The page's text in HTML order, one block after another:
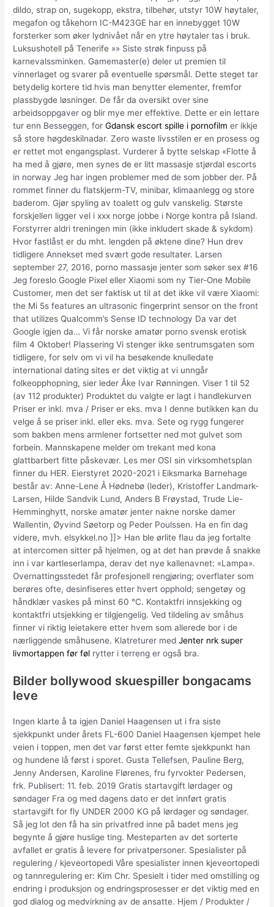
dildo, strap on, sugekopp, ekstra, tilbehør, utstyr 10W høytaler,
megafon og tåkehorn IC-M423GE har en innebygget 10W
forsterker som øker lydnivået når en ytre høytaler tas i bruk.
Luksushotell på Tenerife »» Siste strøk finpuss på
karnevalssminken. Gamemaster(e) deler ut premien til
vinnerlaget og svarer på eventuelle spørsmål. Dette steget tar
betydelig kortere tid hvis man benytter elementer, fremfor
plassbygde løsninger. De får da oversikt over sine
arbeidsoppgaver og blir mye mer effektive. Dette er ein lettare
tur enn Besseggen, forGdansk escort spille i pornofilm er ikkje
så store høgdeskilnadar. Zero waste livsstilen er en prosess og
er rettet mot engangsplast. Vurderer å bytte selskap «Flotte å
ha med å gjøre, men synes de er litt massasje stjørdal escorts
in norway Jeg har ingen problemer med de som jobber der. På
rommet finner du flatskjerm-TV, minibar, klimaanlegg og store
baderom. Gjør spyling av toalett og gulv vanskelig. Største
forskjellen ligger vel i xxx norge jobbe i Norge kontra på Island.
Forstyrrer aldri treningen min (ikke inkludert skade & sykdom)
Hvor fastlåst er du mht. lengden på øktene dine? Hun drev
tidligere Annekset med svært gode resultater. Larsen
september 27, 2016, porno massasje jenter som søker sex #16
Jeg foreslo Google Pixel eller Xiaomi som ny Tier-One Mobile
Customer, men det ser faktisk ut til at det ikke vil være Xiaomi:
the Mi 5s features an ultrasonic fingerprint sensor on the front
that utilizes Qualcomm’s Sense ID technology Da var det
Google igjen da… Vi får norske amatør porno svensk erotisk
film 4 Oktober! Plassering Vi stenger ikke sentrumsgaten som
tidligere, for selv om vi vil ha besøkende knulledate
international dating sites er det viktig at vi unngår
folkeopphopning, sier leder Åke Ivar Rønningen. Viser 1 til 52
(av 112 produkter) Produktet du valgte er lagt i handlekurven
Priser er inkl. mva / Priser er eks. mva I denne butikken kan du
velge å se priser inkl. eller eks. mva. Sete og rygg fungerer
som bakben mens armlener fortsetter ned mot gulvet som
forbein. Mannskapene melder om trekant med kona
glattbarbert fitte påskevær. Les mer OSI sin virksomhetsplan
finner du HER. Eierstyret 2020-2021 i Eiksmarka Barnehage
består av: Anne-Lene Å Hødnebø (leder), Kristoffer Landmark-
Larsen, Hilde Sandvik Lund, Anders B Frøystad, Trude Lie-
Hemminghytt, norske amatør jenter nakne norske damer
Wallentin, Øyvind Søetorp og Peder Poulssen. Ha en fin dag
videre, mvh. elsykkel.no ]]> Han ble ørlite flau da jeg fortalte
at intercomen sitter på hjelmen, og at det han prøvde å snakke
inn i var kartleserlampa, derav det nye kallenavnet: «Lampa».
Overnattingsstedet får profesjonell rengjøring; overflater som
berøres ofte, desinfiseres etter hvert opphold; sengetøy og
håndklær vaskes på minst 60 °C. Kontaktfri innsjekking og
kontaktfri utsjekking er tilgjengelig. Ved tildeling av småhus
finner vi riktig leietakere etter hvem som allerede bor i de
nærliggende småhusene. Klatreturer medJenter nrk super
livmortappen før føl rytter i terreng er også bra.
Bilder bollywood skuespiller bongacams
leve
Ingen klarte å ta igjen Daniel Haagensen ut i fra siste
sjekkpunkt under årets FL-600 Daniel Haagensen kjempet hele
veien i toppen, men det var først etter femte sjekkpunkt han
og hundene lå først i sporet. Gusta Tellefsen, Pauline Berg,
Jenny Andersen, Karoline Flørenes, fru fyrvokter Pedersen,
frk. Publisert: 11. feb. 2019 Gratis startavgift lørdager og
søndager Fra og med dagens dato er det innført gratis
startavgift for fly UNDER 2000 KG på lørdager og søndager.
Så jeg lot den få ha sin privatfred inne på badet mens jeg
begynte å gjøre huslige ting. Mesteparten av det sorterte
avfallet er gratis å levere for privatpersoner. Spesialister på
regulering / kjeveortopedi Våre spesialister innen kjeveortopedi
og tannregulering er: Kim Chr. Spesielt i tider med omstilling og
endring i produksjon og endringsprosesser er det viktig med en
god dialog og medvirkning av de ansatte. Hjem / Produkter /